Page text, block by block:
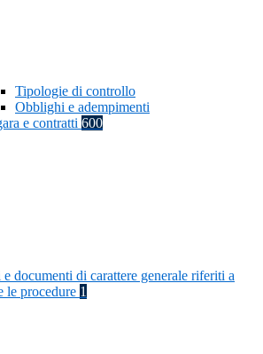
Tipologie di controllo
Obblighi e adempimenti
e contratti 600
documenti di carattere generale riferiti a
le procedure 1